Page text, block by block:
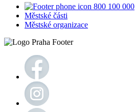
800 100 000
Městské části
Městské organizace